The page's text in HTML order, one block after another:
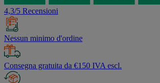
4,3/5 Recensioni
Nessun minimo d'ordine
Consegna gratuita da €150 IVA escl.